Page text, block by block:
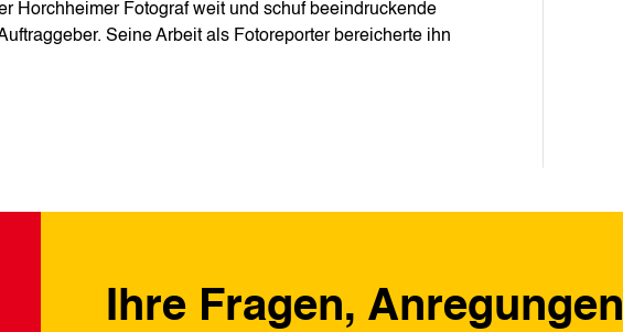
Horchheimer Fotograf weit und schuf beeindruckende
Seine Arbeit als Fotoreporter bereicherte ihn
Ihre Fragen, Anregungen